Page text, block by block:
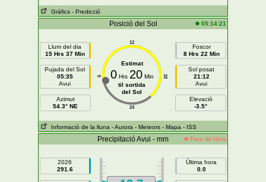
Gràfics - Predicció
Posició del Sol 05:14:21
Llum del dia
15 Hrs 37 Min
Pujada del Sol
05:35
Avui
Azimut
54.3° NE
12
24
6 18
Estimat
0Hrs 20Min
til sortida
del Sol
Foscor
8 Hrs 22 Min
Sol posat
21:12
Avui
Elevació
-3.5°
Informació de la lluna - Aurora - Meteors - Mapa - ISS
Precipitació Avui - mm Fora de línia
2026
291.6
Última hora
0.0